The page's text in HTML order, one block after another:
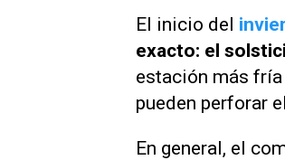
El inicio del
exacto: el
estación más
pueden perforar
En general, el